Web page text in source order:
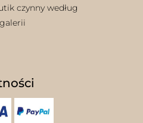
czynny według
galerii